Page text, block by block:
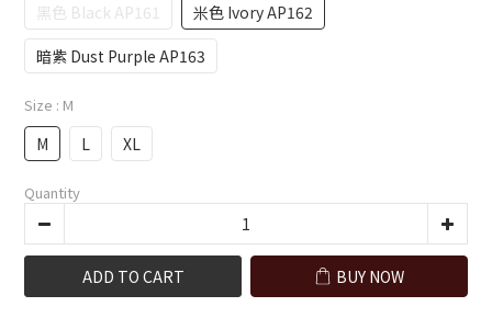
黑色 Black AP161
米色 Ivory AP162
暗紫 Dust Purple AP163
Size : M
M L XL
Quantity
ADD TO CART BUY NOW